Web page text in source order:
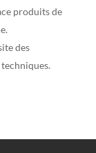
produits de
des